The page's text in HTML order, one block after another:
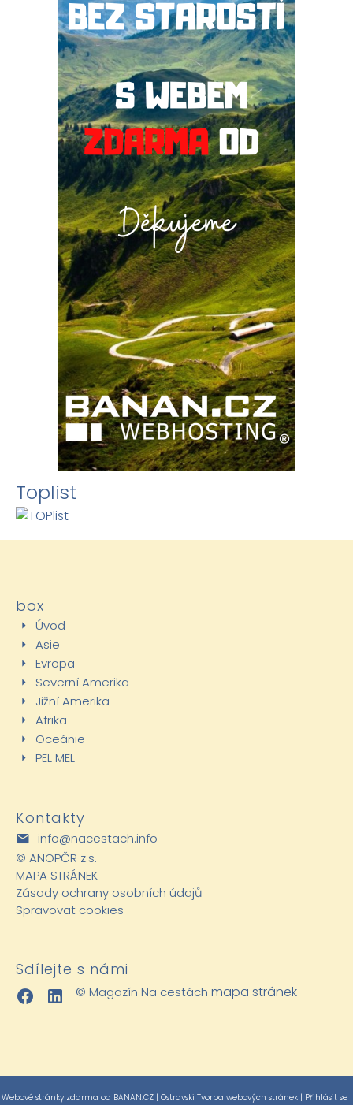
Toplist
box
Úvod
Asie
Evropa
Severní Amerika
Jižní Amerika
Afrika
Oceánie
PEL MEL
Kontakty
info@nacestach.info
© ANOPČR z.s.
MAPA STRÁNEK
Zásady ochrany osobních údajů
Spravovat cookies
Sdílejte s námi
© Magazín Na cestách mapa stránek
Webové stránky zdarma od BANAN.CZ| Ostravski Tvorba webových stránek | Přihlásit se |